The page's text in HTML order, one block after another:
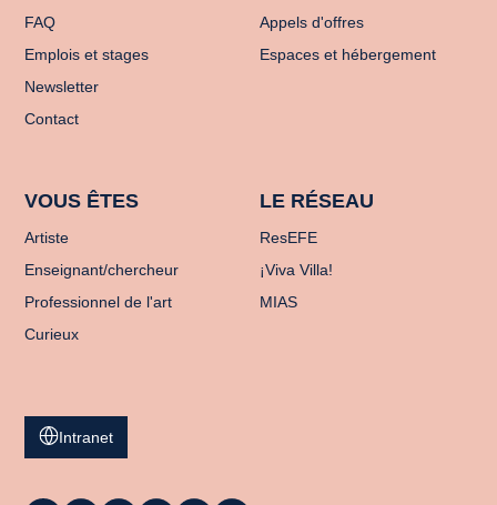
FAQ
Emplois et stages
Newsletter
Contact
Appels d'offres
Espaces et hébergement
VOUS ÊTES
Artiste
Enseignant/chercheur
Professionnel de l'art
Curieux
LE RÉSEAU
ResEFE
¡Viva Villa!
MIAS
Intranet